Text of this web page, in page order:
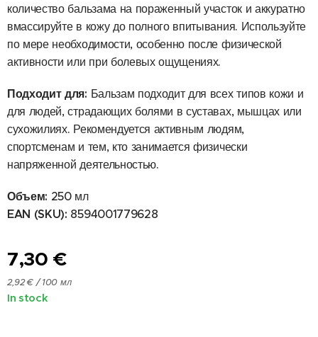
количество бальзама на пораженный участок и аккуратно
вмассируйте в кожу до полного впитывания. Используйте
по мере необходимости, особенно после физической
активности или при болевых ощущениях.
Подходит для: Бальзам подходит для всех типов кожи и
для людей, страдающих болями в суставах, мышцах или
сухожилиях. Рекомендуется активным людям,
спортсменам и тем, кто занимается физически
напряженной деятельностью.
Объем: 250 мл
EAN (SKU): 8594001779628
7,30 €
2,92 € / 100 мл
In stock